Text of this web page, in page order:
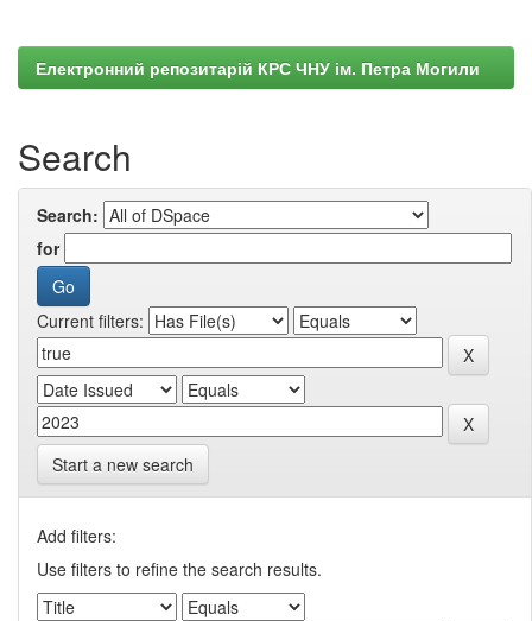
Електронний репозитарій КРС ЧНУ ім. Петра Могили
Search
Search:
for
Current filters:
Start a new search
Add filters:
Use filters to refine the search results.